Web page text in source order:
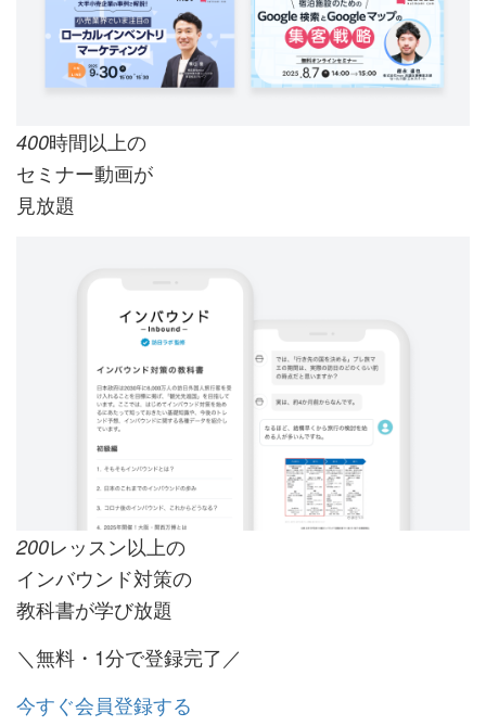
400時間以上の
セミナー動画が
見放題
200レッスン以上の
インバウンド対策の
教科書が学び放題
＼無料・1分で登録完了／
今すぐ会員登録する